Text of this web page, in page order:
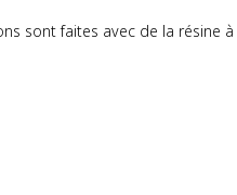
sont faites avec de la résine